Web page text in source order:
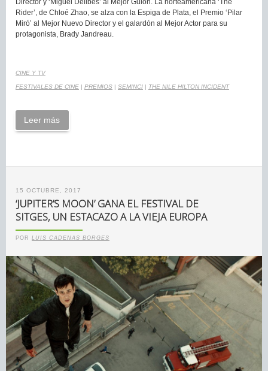
Director y ‘Miguel Delibes’ al Mejor Guión. La norteamericana ‘The
Rider’, de Chloé Zhao, se alza con la Espiga de Plata, el Premio ‘Pilar
Miró’ al Mejor Nuevo Director y el galardón al Mejor Actor para su
protagonista, Brady Jandreau.
CINE Y TV
FESTIVALES DE CINE | PREMIOS | SEMINCI | THE NILE HILTON INCIDENT
Leer más
15 OCTUBRE, 2017
‘JUPITER’S MOON’ GANA EL FESTIVAL DE
SITGES, UN ESTACAZO A LA VIEJA EUROPA
POR LUIS CADENAS BORGES